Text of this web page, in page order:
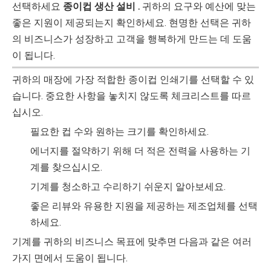
선택하세요 종이컵 생산 설비 . 귀하의 요구와 예산에 맞는
좋은 지원이 제공되는지 확인하세요. 현명한 선택은 귀하
의 비즈니스가 성장하고 고객을 행복하게 만드는 데 도움
이 됩니다.
귀하의 매장에 가장 적합한 종이컵 인쇄기를 선택할 수 있
습니다. 중요한 사항을 놓치지 않도록 체크리스트를 따르
십시오.
필요한 컵 수와 원하는 크기를 확인하세요.
에너지를 절약하기 위해 더 적은 전력을 사용하는 기
계를 찾으십시오.
기계를 청소하고 수리하기 쉬운지 알아보세요.
좋은 리뷰와 유용한 지원을 제공하는 제조업체를 선택
하세요.
기계를 귀하의 비즈니스 목표에 맞추면 다음과 같은 여러
가지 면에서 도움이 됩니다.